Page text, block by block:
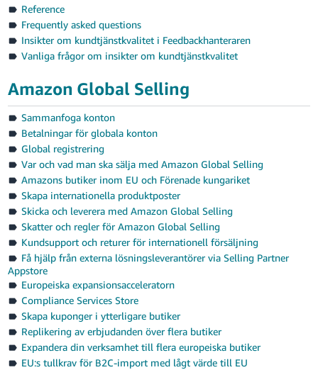
Reference
Frequently asked questions
Insikter om kundtjänstkvalitet i Feedbackhanteraren
Vanliga frågor om insikter om kundtjänstkvalitet
Amazon Global Selling
Sammanfoga konton
Betalningar för globala konton
Global registrering
Var och vad man ska sälja med Amazon Global Selling
Amazons butiker inom EU och Förenade kungariket
Skapa internationella produktposter
Skicka och leverera med Amazon Global Selling
Skatter och regler för Amazon Global Selling
Kundsupport och returer för internationell försäljning
Få hjälp från externa lösningsleverantörer via Selling Partner
Appstore
Europeiska expansionsacceleratorn
Compliance Services Store
Skapa kuponger i ytterligare butiker
Replikering av erbjudanden över flera butiker
Expandera din verksamhet till flera europeiska butiker
EU:s tullkrav för B2C-import med lågt värde till EU